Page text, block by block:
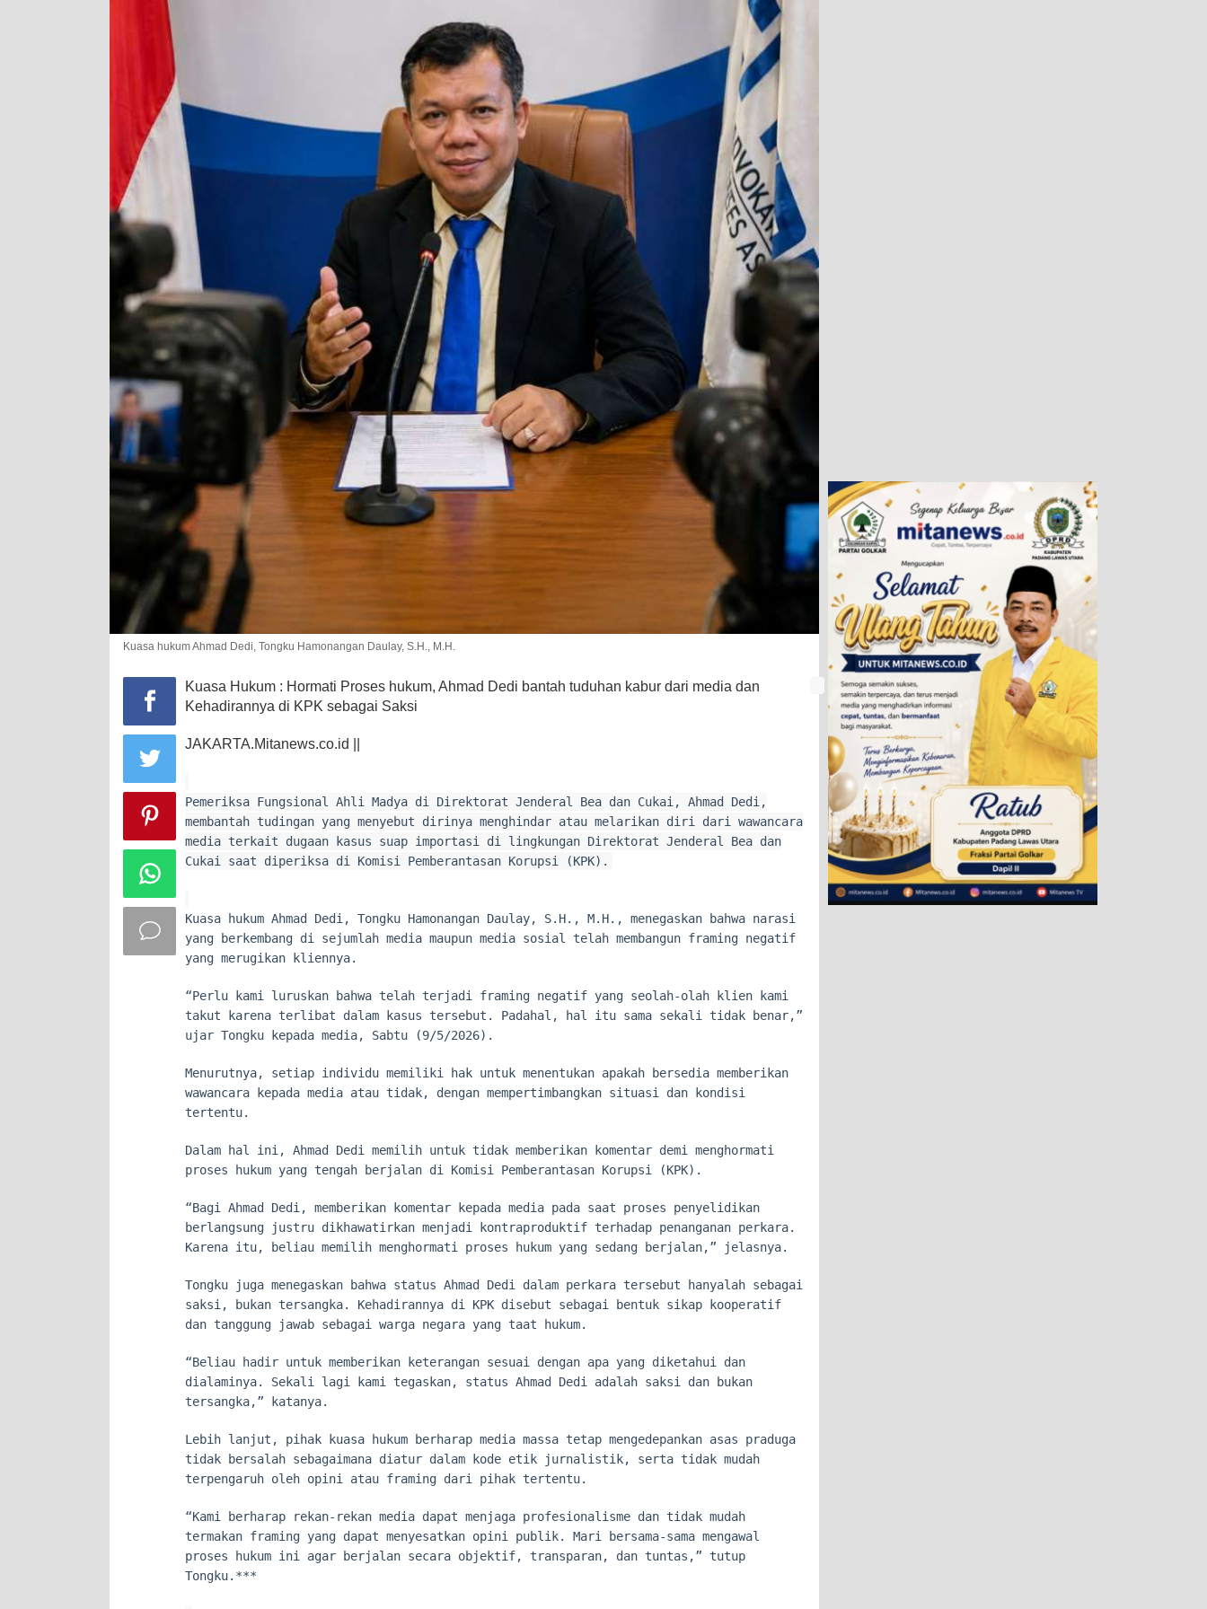
Kuasa hukum Ahmad Dedi, Tongku Hamonangan Daulay, S.H., M.H.
Kuasa Hukum : Hormati Proses hukum, Ahmad Dedi bantah tuduhan kabur dari media dan
Kehadirannya di KPK sebagai Saksi
JAKARTA.Mitanews.co.id ||
Pemeriksa Fungsional Ahli Madya di Direktorat Jenderal Bea dan Cukai, Ahmad Dedi,
membantah tudingan yang menyebut dirinya menghindar atau melarikan diri dari wawancara
media terkait dugaan kasus suap importasi di lingkungan Direktorat Jenderal Bea dan
Cukai saat diperiksa di Komisi Pemberantasan Korupsi (KPK).
Kuasa hukum Ahmad Dedi, Tongku Hamonangan Daulay, S.H., M.H., menegaskan bahwa narasi
yang berkembang di sejumlah media maupun media sosial telah membangun framing negatif
yang merugikan kliennya.
“Perlu kami luruskan bahwa telah terjadi framing negatif yang seolah-olah klien kami
takut karena terlibat dalam kasus tersebut. Padahal, hal itu sama sekali tidak benar,”
ujar Tongku kepada media, Sabtu (9/5/2026).
Menurutnya, setiap individu memiliki hak untuk menentukan apakah bersedia memberikan
wawancara kepada media atau tidak, dengan mempertimbangkan situasi dan kondisi
tertentu.
Dalam hal ini, Ahmad Dedi memilih untuk tidak memberikan komentar demi menghormati
proses hukum yang tengah berjalan di Komisi Pemberantasan Korupsi (KPK).
“Bagi Ahmad Dedi, memberikan komentar kepada media pada saat proses penyelidikan
berlangsung justru dikhawatirkan menjadi kontraproduktif terhadap penanganan perkara.
Karena itu, beliau memilih menghormati proses hukum yang sedang berjalan,” jelasnya.
Tongku juga menegaskan bahwa status Ahmad Dedi dalam perkara tersebut hanyalah sebagai
saksi, bukan tersangka. Kehadirannya di KPK disebut sebagai bentuk sikap kooperatif
dan tanggung jawab sebagai warga negara yang taat hukum.
“Beliau hadir untuk memberikan keterangan sesuai dengan apa yang diketahui dan
dialaminya. Sekali lagi kami tegaskan, status Ahmad Dedi adalah saksi dan bukan
tersangka,” katanya.
Lebih lanjut, pihak kuasa hukum berharap media massa tetap mengedepankan asas praduga
tidak bersalah sebagaimana diatur dalam kode etik jurnalistik, serta tidak mudah
terpengaruh oleh opini atau framing dari pihak tertentu.
“Kami berharap rekan-rekan media dapat menjaga profesionalisme dan tidak mudah
termakan framing yang dapat menyesatkan opini publik. Mari bersama-sama mengawal
proses hukum ini agar berjalan secara objektif, transparan, dan tuntas,” tutup
Tongku.***